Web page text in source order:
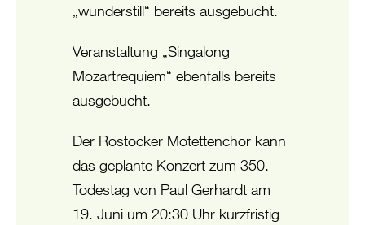
„wunderstill“ bereits ausgebucht.
Veranstaltung „Singalong
Mozartrequiem“ ebenfalls bereits
ausgebucht.
Der Rostocker Motettenchor kann
das geplante Konzert zum 350.
Todestag von Paul Gerhardt am
19. Juni um 20:30 Uhr kurzfristig